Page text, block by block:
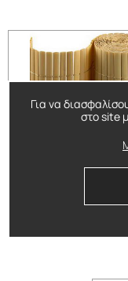
Για να
στο site
Καλαμωτή pvc